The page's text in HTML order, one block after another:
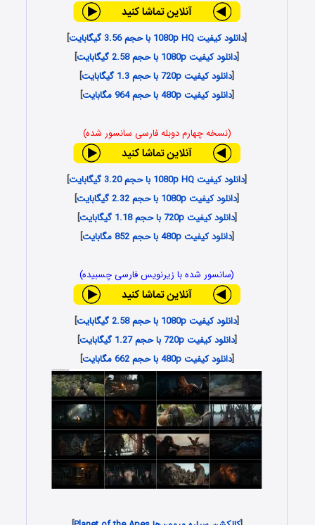
[دانلود کیفیت 1080p HQ با حجم 3.56 گیگابایت
]
[دانلود کیفیت 1080p با حجم 2.58 گیگابایت
]
[دانلود کیفیت 720p با حجم 1.3 گیگابایت
]
[دانلود کیفیت 480p با حجم 964 مگابایت ]
(نسخه چهارم دوبله فارسی سانسور شده)
[دانلود کیفیت 1080p HQ با حجم 3.20 گیگابایت
]
[دانلود کیفیت 1080p با حجم 2.32 گیگابایت
]
[دانلود کیفیت 720p با حجم 1.18 گیگابایت
]
[دانلود کیفیت 480p با حجم 852 مگابایت ]
(سانسور شده با زیرنویس فارسی چسبیده)
[دانلود کیفیت 1080p با حجم 2.58 گیگابایت
]
[دانلود کیفیت 720p با حجم 1.27 گیگابایت
]
[دانلود کیفیت 480p با حجم 662 مگابایت ]